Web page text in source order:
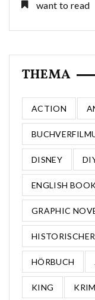
want to read
THEMA
ACTION
DISNEY
ENGLISH
GRAPHIC
HÖRBUCH
KING